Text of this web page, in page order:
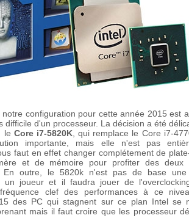
configuration pour cette année 2015 est
difficile d'un processeur. La décision a été
le Core i7-5820K, qui remplace le Core i7-
importante, mais elle n'est pas
faut en effet changer complétement de
et de mémoire pour profiter des deux
En outre, le 5820k n'est pas de base une
un joueur et il faudra jouer de
clef des performances à ce
des PC qui stagnent sur ce plan Intel se
mais il faut croire que les processeur